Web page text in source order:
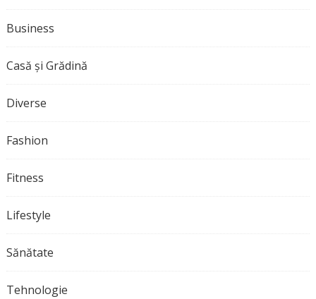
Business
Casă și Grădină
Diverse
Fashion
Fitness
Lifestyle
Sănătate
Tehnologie